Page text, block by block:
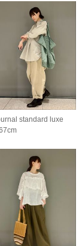
standard luxe